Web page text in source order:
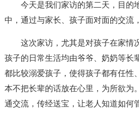
今天是我们家访的第二天，目的
中，通过与家长、孩子面对面的交流
这次家访，尤其是对孩子在家情
孩子的日常生活均由爷爷、奶奶等长
都比较溺爱孩子，使得孩子都有任性
本不把长辈的话放在心里，为所欲为
通交流，传经送宝，让老人知道如何